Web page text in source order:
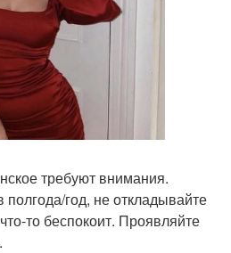
требуют внимания.
год, не откладывайте
то беспокоит. Проявляйте